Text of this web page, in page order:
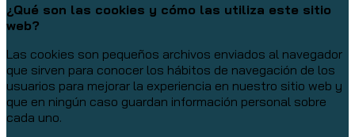
¿Qué son las cookies y cómo las utiliza este sitio
web?
Las cookies son pequeños archivos enviados al navegador
que sirven para conocer los hábitos de navegación de los
usuarios para mejorar la experiencia en nuestro sitio web y
que en ningún caso guardan información personal sobre
cada uno.